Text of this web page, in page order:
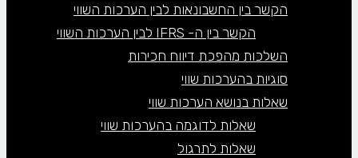
הקשר בין החשבונאות לבין הערכות השווי
הקשר בין ה- IFRS לבין הערכות השווי
השלכות מהפכת דיווח חכירות
סוגיות בהערכות שווי
שאלות בנושא הערכות שווי
שאלות לדוגמה בהערכות שווי
שאלות לתרגול